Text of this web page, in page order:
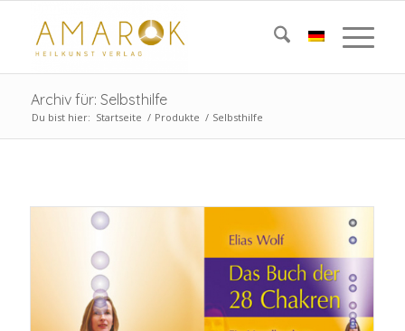
Archiv für: Selbsthilfe
Du bist hier: Startseite / Produkte / Selbsthilfe